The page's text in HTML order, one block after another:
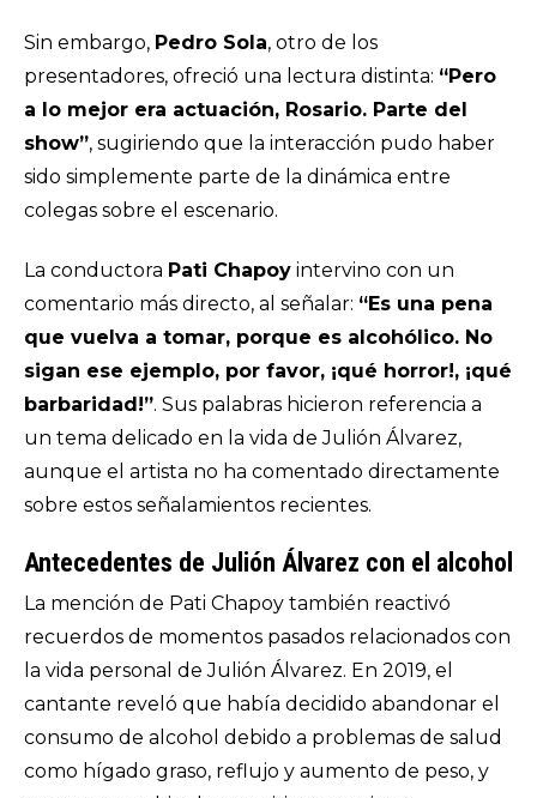
Sin embargo, Pedro Sola, otro de los
presentadores, ofreció una lectura distinta: “Pero
a lo mejor era actuación, Rosario. Parte del
show”, sugiriendo que la interacción pudo haber
sido simplemente parte de la dinámica entre
colegas sobre el escenario.
La conductora Pati Chapoy intervino con un
comentario más directo, al señalar: “Es una pena
que vuelva a tomar, porque es alcohólico. No
sigan ese ejemplo, por favor, ¡qué horror!, ¡qué
barbaridad!”. Sus palabras hicieron referencia a
un tema delicado en la vida de Julión Álvarez,
aunque el artista no ha comentado directamente
sobre estos señalamientos recientes.
Antecedentes de Julión Álvarez con el alcohol
La mención de Pati Chapoy también reactivó
recuerdos de momentos pasados relacionados con
la vida personal de Julión Álvarez. En 2019, el
cantante reveló que había decidido abandonar el
consumo de alcohol debido a problemas de salud
como hígado graso, reflujo y aumento de peso, y